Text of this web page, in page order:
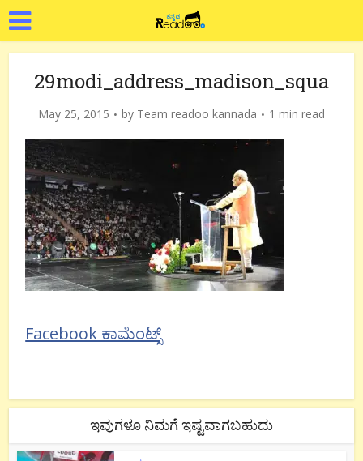
29modi_address_madison_squa
May 25, 2015 by Team readoo kannada 1 min read
Facebook ಕಾಮೆಂಟ್ಸ್
ಇವುಗಳೂ ನಿಮಗೆ ಇಷ್ಟವಾಗಬಹುದು